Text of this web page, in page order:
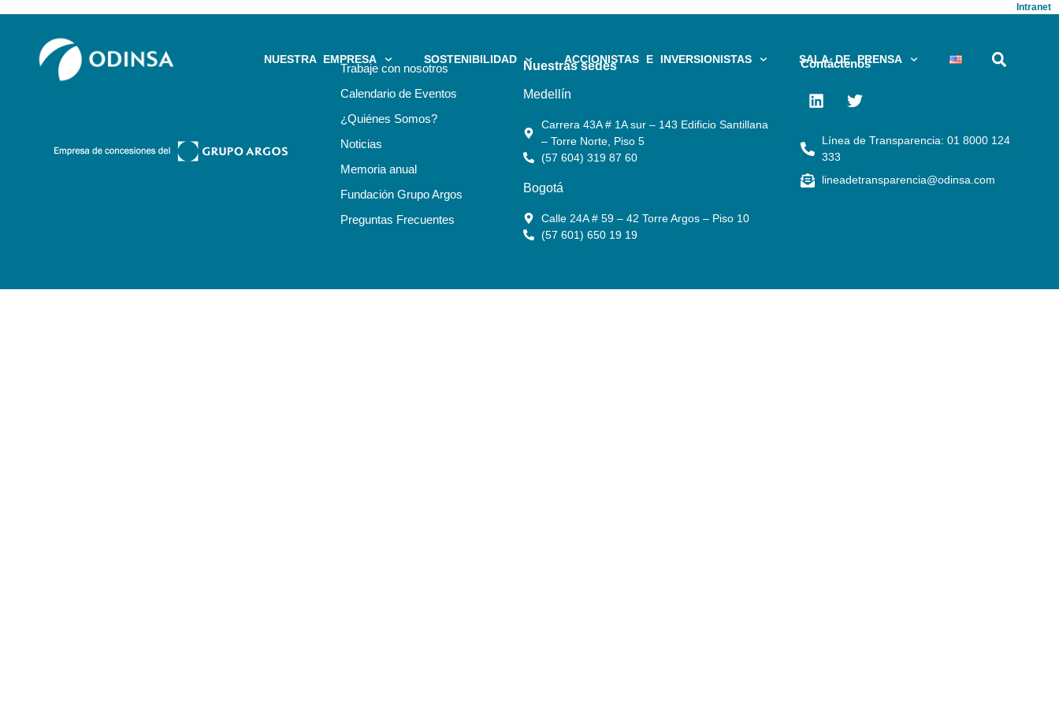
Intranet
NUESTRA EMPRESA SOSTENIBILIDAD ACCIONISTAS E INVERSIONISTAS SALA DE PRENSA
Trabaje con nosotros
Calendario de Eventos
¿Quiénes Somos?
Noticias
Memoria anual
Fundación Grupo Argos
Preguntas Frecuentes
Nuestras sedes
Medellín
Carrera 43A # 1A sur – 143 Edificio Santillana
– Torre Norte, Piso 5
(57 604) 319 87 60
Bogotá
Calle 24A # 59 – 42 Torre Argos – Piso 10
(57 601) 650 19 19
Contáctenos
Línea de Transparencia: 01 8000 124
333
lineadetransparencia@odinsa.com